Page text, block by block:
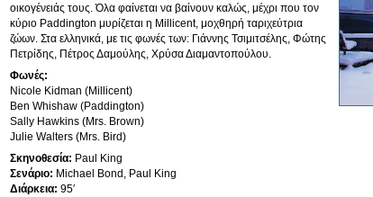
οικογένειάς τους. Όλα φαίνεται να βαίνουν καλώς, μέχρι που τον
κύριο Paddington μυρίζεται η Millicent, μοχθηρή ταριχεύτρια
ζώων. Στα ελληνικά, με τις φωνές των: Γιάννης Τσιμιτσέλης, Φώτης
Πετρίδης, Πέτρος Δαμούλης, Χρύσα Διαμαντοπούλου.
Φωνές:
Nicole Kidman (Millicent)
Ben Whishaw (Paddington)
Sally Hawkins (Mrs. Brown)
Julie Walters (Mrs. Bird)
Σκηνοθεσία: Paul King
Σενάριο: Michael Bond, Paul King
Διάρκεια: 95′